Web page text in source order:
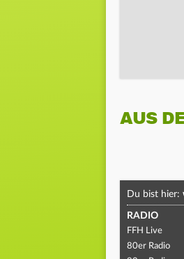
AUS
Du bist hier:
RADIO
FFH Live
80er Radio